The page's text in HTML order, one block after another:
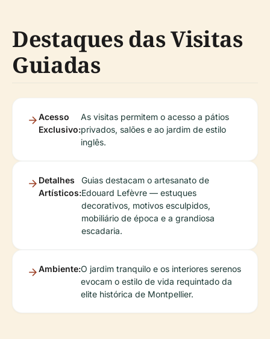
Destaques das Visitas
Guiadas
Acesso
Exclusivo:
As visitas permitem o acesso a pátios
privados, salões e ao jardim de estilo
inglês.
Detalhes
Artísticos:
Guias destacam o artesanato de
Edouard Lefèvre — estuques
decorativos, motivos esculpidos,
mobiliário de época e a grandiosa
escadaria.
Ambiente:O jardim tranquilo e os interiores serenos
evocam o estilo de vida requintado da
elite histórica de Montpellier.